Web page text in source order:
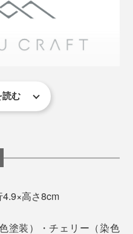
“森”ができたような、心
ちがととのって、仕事へ
で、ミマツ工芸も、婚礼
読む
高さ8cm
塗装）・チェリー（染色